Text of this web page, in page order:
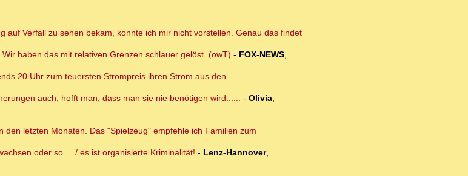
Verfall zu sehen bekam, konnte ich mir nicht vorstellen. Genau das findet
haben das mit relativen Grenzen schlauer gelöst. (owT) - FOX-NEWS,
20 Uhr zum teuersten Strompreis ihren Strom aus den
auch, hofft man, dass man sie nie benötigen wird...... - Olivia,
letzten Monaten. Das "Spielzeug" empfehle ich Familien zum
oder so ... / es ist organisierte Kriminalität! - Lenz-Hannover,